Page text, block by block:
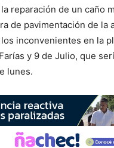
reparación de un caño
de pavimentación de la
inconvenientes en la
y 9 de Julio, que
lunes.